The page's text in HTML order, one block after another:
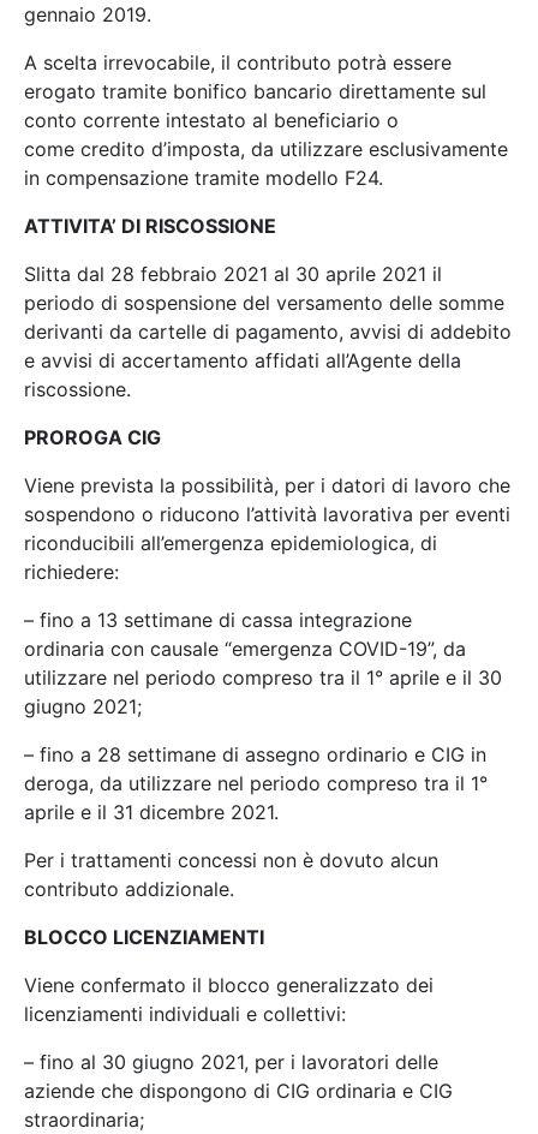
gennaio 2019.
A scelta irrevocabile, il contributo potrà essere
erogato tramite bonifico bancario direttamente sul
conto corrente intestato al beneficiario o
come credito d’imposta, da utilizzare esclusivamente
in compensazione tramite modello F24.
ATTIVITA’ DI RISCOSSIONE
Slitta dal 28 febbraio 2021 al 30 aprile 2021 il
periodo di sospensione del versamento delle somme
derivanti da cartelle di pagamento, avvisi di addebito
e avvisi di accertamento affidati all’Agente della
riscossione.
PROROGA CIG
Viene prevista la possibilità, per i datori di lavoro che
sospendono o riducono l’attività lavorativa per eventi
riconducibili all’emergenza epidemiologica, di
richiedere:
– fino a 13 settimane di cassa integrazione
ordinaria con causale “emergenza COVID-19”, da
utilizzare nel periodo compreso tra il 1° aprile e il 30
giugno 2021;
– fino a 28 settimane di assegno ordinario e CIG in
deroga, da utilizzare nel periodo compreso tra il 1°
aprile e il 31 dicembre 2021.
Per i trattamenti concessi non è dovuto alcun
contributo addizionale.
BLOCCO LICENZIAMENTI
Viene confermato il blocco generalizzato dei
licenziamenti individuali e collettivi:
– fino al 30 giugno 2021, per i lavoratori delle
aziende che dispongono di CIG ordinaria e CIG
straordinaria;